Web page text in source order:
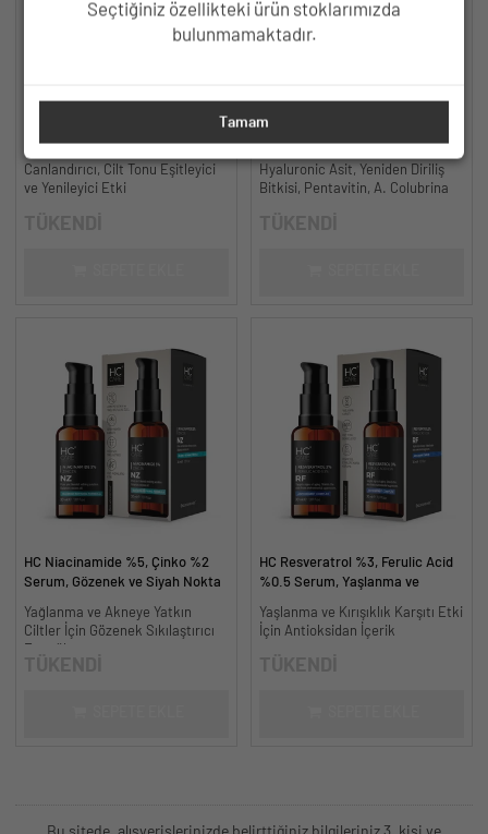
Serumu, Cilt Tonu Eşitleyici,
Canlandırıcı - 30 ml.
Canlandırıcı, Cilt Tonu Eşitleyici
ve Yenileyici Etki
HC Hyaluronic Acid Cilt Bakım
Serumu, Yoğun Nemlendirici - 30
ml.
Hyaluronic Asit, Yeniden Diriliş
Bitkisi, Pentavitin, A. Colubrina
HC Niacinamide %5, Çinko %2
Serum, Gözenek ve Siyah Nokta
30 ml.
Yağlanma ve Akneye Yatkın
Ciltler İçin Gözenek Sıkılaştırıcı
Formül
HC Resveratrol %3, Ferulic Acid
%0.5 Serum, Yaşlanma ve
Yaşlanma ve Kırışıklık Karşıtı Etki
İçin Antioksidan İçerik
Seçtiğiniz özellikteki ürün stoklarımızda
bulunmamaktadır.
Tamam